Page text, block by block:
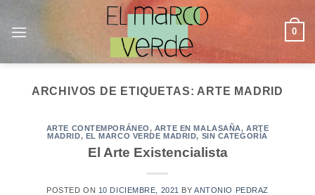
0
ARCHIVOS DE ETIQUETAS: ARTE MADRID
ARTE CONTEMPORÁNEO, ARTE EN MALASAÑA,ARTE
MADRID, EL MARCO VERDE MADRID, SIN CATEGORÍA
El Arte Existencialista
POSTED ON 10 DICIEMBRE, 2021 BYANTONIO PEDRAZ